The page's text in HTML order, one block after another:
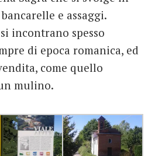
e assaggi.
incontrano spesso
di epoca romanica, ed
come quello
mulino.